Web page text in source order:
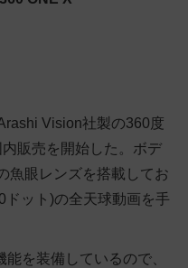
Vision社製の360度
販売を開始した。ボデ
魚眼レンズを搭載してお
ドット)の全天球動画を手
を装備しているので、